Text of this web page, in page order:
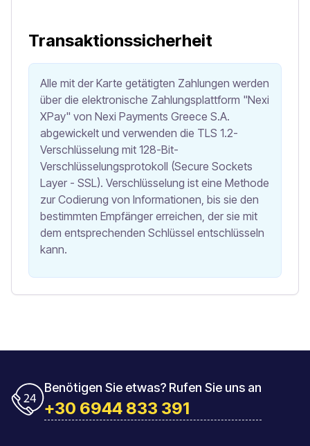
Transaktionssicherheit
Alle mit der Karte getätigten Zahlungen werden
über die elektronische Zahlungsplattform "Nexi
XPay" von Nexi Payments Greece S.A.
abgewickelt und verwenden die TLS 1.2-
Verschlüsselung mit 128-Bit-
Verschlüsselungsprotokoll (Secure Sockets
Layer - SSL). Verschlüsselung ist eine Methode
zur Codierung von Informationen, bis sie den
bestimmten Empfänger erreichen, der sie mit
dem entsprechenden Schlüssel entschlüsseln
kann.
Benötigen Sie etwas? Rufen Sie uns an
+30 6944 833 391